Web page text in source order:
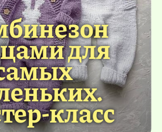
для
класс